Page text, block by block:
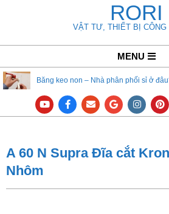
RORI
VẬT TƯ, THIẾT BỊ CÔNG
Navigation
Menu
MENU
Băng keo non – Nhà phân phối sỉ ở
A 60 N Supra Đĩa cắt
Nhôm